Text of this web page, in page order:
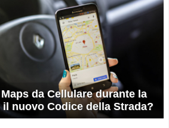
da Cellulare durante la
il nuovo Codice della Strada?